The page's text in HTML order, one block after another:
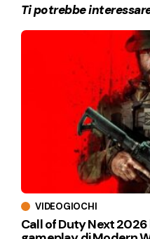
Ti potrebbe
VIDEOGIOCHI
Call of Duty Next